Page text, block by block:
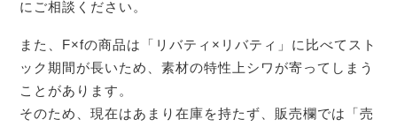
にご相談ください。
また、F×fの商品は「リバティ×リバティ」に比べてスト
ック期間が長いため、素材の特性上シワが寄ってしまう
ことがあります。
そのため、現在はあまり在庫を持たず、販売欄では「売